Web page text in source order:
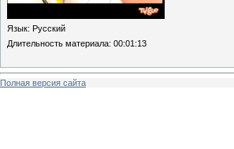
Язык: Русский
Длительность материала: 00:01:13
Полная версия сайта